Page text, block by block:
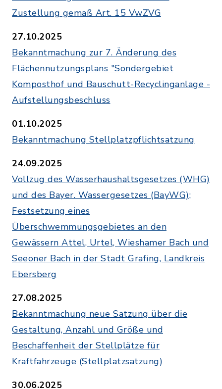
Zustellung gemaß Art. 15 VwZVG
27.10.2025
Bekanntmachung zur 7. Änderung des
Flächennutzungsplans "Sondergebiet
Komposthof und Bauschutt-Recyclinganlage -
Aufstellungsbeschluss
01.10.2025
Bekanntmachung Stellplatzpflichtsatzung
24.09.2025
Vollzug des Wasserhaushaltsgesetzes (WHG)
und des Bayer. Wassergesetzes (BayWG);
Festsetzung eines
Überschwemmungsgebietes an den
Gewässern Attel, Urtel, Wieshamer Bach und
Seeoner Bach in der Stadt Grafing, Landkreis
Ebersberg
27.08.2025
Bekanntmachung neue Satzung über die
Gestaltung, Anzahl und Größe und
Beschaffenheit der Stellplätze für
Kraftfahrzeuge (Stellplatzsatzung)
30.06.2025